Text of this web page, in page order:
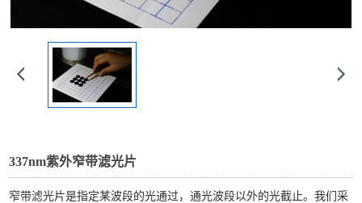
337nm紫外窄带滤光片
窄带滤光片是指定某波段的光通过，通光波段以外的光截止。我们采